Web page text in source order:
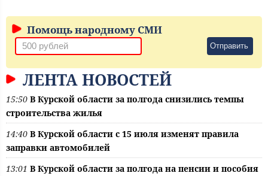
Помощь народному СМИ
Отправить
ЛЕНТА НОВОСТЕЙ
15:50 В Курской области за полгода снизились темпы
строительства жилья
14:40 В Курской области с 15 июля изменят правила
заправки автомобилей
13:01 В Курской области за полгода на пенсии и пособия